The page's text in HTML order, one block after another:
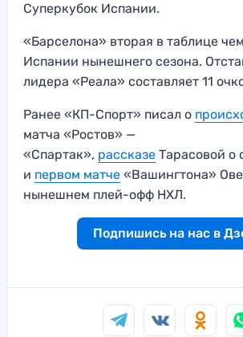
Суперкубок Испании.
«Барселона» вторая в таблице
Испании нынешнего сезона.
лидера «Реала» составляет 11
Ранее «КП-Спорт» писал о
матча «Ростов» —
«Спартак», рассказе Тарасовой о
и первом матче «Вашингтона»
нынешнем плей-офф НХЛ.
Подпишись на нас в